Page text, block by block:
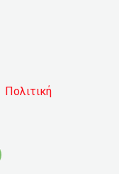
Πολιτική